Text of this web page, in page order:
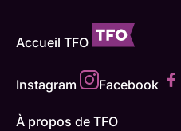
Accueil TFO
Instagram Facebook
À propos de TFO